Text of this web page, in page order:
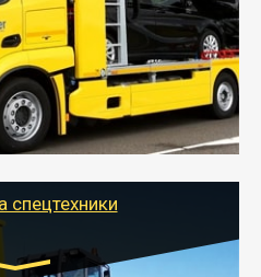
Тайгер Логистик – это
доставить несколько
одну поездку в другой
организует доставку
оптимальный маршрут с
по пути следования.
спецтехники